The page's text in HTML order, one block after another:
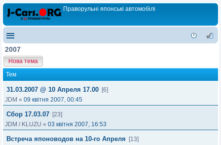
Праворульні японські автомобілі
2007
Нова тема
Тем
31.03.2007 @ 10 Апреля 17.00 [6]
JDM « 09 квітня 2007, 00:45
Сбор 17.03.07 [23]
JDM / KLUZU « 03 квітня 2007, 16:53
Встреча японоводов на 10-го Апреля
[13]